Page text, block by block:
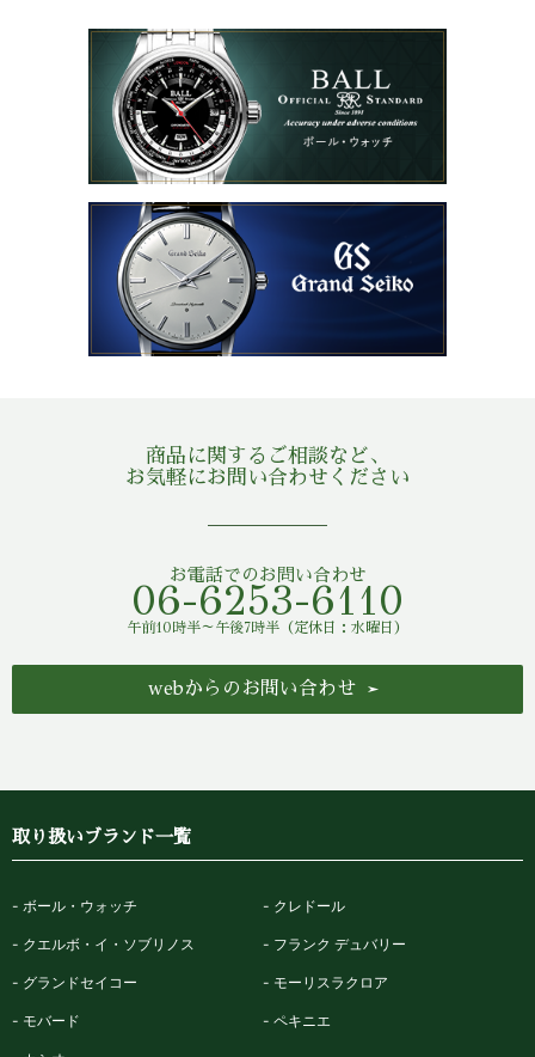
商品に関するご相談など、
お気軽にお問い合わせください
お電話でのお問い合わせ
06-6253-6110
午前10時半～午後7時半（定休日：水曜日）
webからのお問い合わせ
取り扱いブランド一覧
ボール・ウォッチ クレドール
クエルボ・イ・ソブリノス フランク デュバリー
グランドセイコー モーリスラクロア
モバード ペキニエ